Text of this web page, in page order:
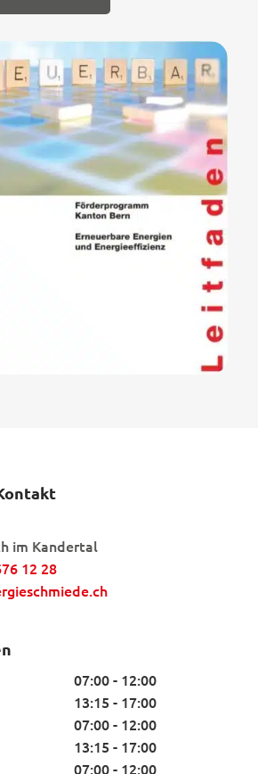
im Kandertal
12 28
07:00 - 12:00
13:15 - 17:00
07:00 - 12:00
13:15 - 17:00
07:00 - 12:00